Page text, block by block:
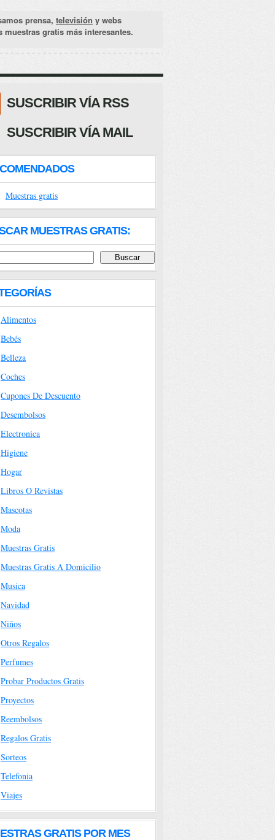
prensa, televisión y webs
gratis más interesantes.
SUSCRIBIR VÍA RSS
SUSCRIBIR VÍA MAIL
Muestras gratis
MUESTRAS GRATIS:
Alimentos
Bebés
Belleza
Coches
Cupones De Descuento
Desembolsos
Electronica
Higiene
Hogar
Libros O Revistas
Mascotas
Moda
Muestras Gratis
Muestras Gratis A Domicilio
Musica
Navidad
Niños
Otros Regalos
Perfumes
Probar Productos Gratis
Proyectos
Reembolsos
Regalos Gratis
Sorteos
Telefonia
Viajes
GRATIS POR MES